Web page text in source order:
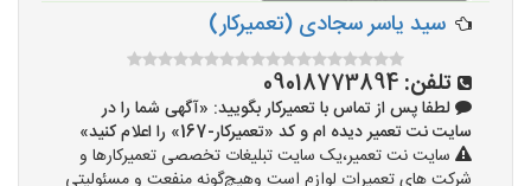
سید یاسر سجادی (تعمیرکار)
تلفن: 09018773894
لطفا پس از تماس با تعمیرکار بگویید: «آگهی شما را در
سایت نت تعمیر دیده ام و کد «تعمیرکار-167» را اعلام کنید»
سایت نت تعمیر،یک سایت تبلیغات تخصصی تعمیرکارها و
شرکت های تعمیرات لوازم است وهیچ‌گونه منفعت و مسئولیتی